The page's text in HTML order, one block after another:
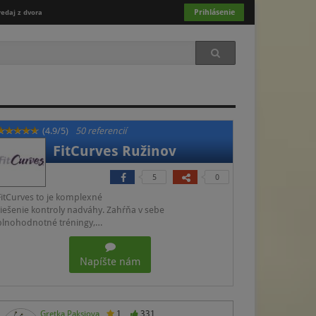
Prihlásenie
z dvora
(4.9/5) 50 referencií
FitCurves Ružinov
5 0
to je komplexné
kontroly nadváhy. Zahŕňa v sebe
tréningy,…
Napíšte nám
Gretka Paksiova 1 331